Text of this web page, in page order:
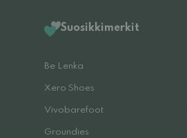
Suosikkimerkit
Be Lenka
Xero Shoes
Vivobarefoot
Groundies